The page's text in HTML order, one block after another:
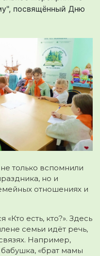
посвящённый Дню
только вспомнили
но и
отношениях и
есть, кто?». Здесь
семьи идёт речь,
Например,
«брат мамы